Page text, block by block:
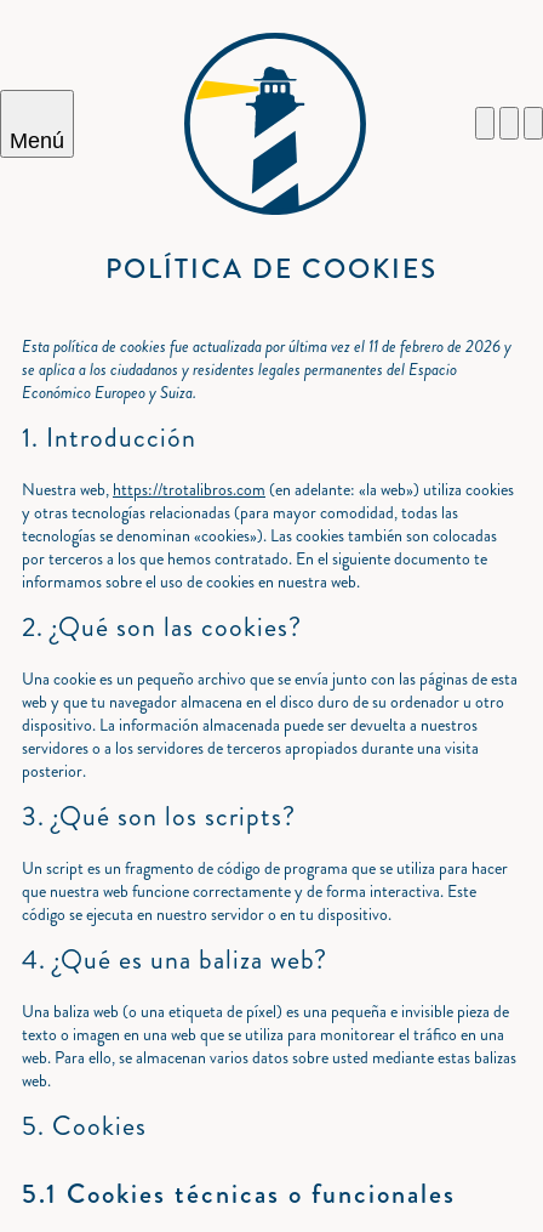
Menú
POLÍTICA DE COOKIES
Esta política de cookies fue actualizada por última vez el 11 de febrero de 2026 y
se aplica a los ciudadanos y residentes legales permanentes del Espacio
Económico Europeo y Suiza.
1. Introducción
Nuestra web, https://trotalibros.com (en adelante: «la web») utiliza cookies
y otras tecnologías relacionadas (para mayor comodidad, todas las
tecnologías se denominan «cookies»). Las cookies también son colocadas
por terceros a los que hemos contratado. En el siguiente documento te
informamos sobre el uso de cookies en nuestra web.
2. ¿Qué son las cookies?
Una cookie es un pequeño archivo que se envía junto con las páginas de esta
web y que tu navegador almacena en el disco duro de su ordenador u otro
dispositivo. La información almacenada puede ser devuelta a nuestros
servidores o a los servidores de terceros apropiados durante una visita
posterior.
3. ¿Qué son los scripts?
Un script es un fragmento de código de programa que se utiliza para hacer
que nuestra web funcione correctamente y de forma interactiva. Este
código se ejecuta en nuestro servidor o en tu dispositivo.
4. ¿Qué es una baliza web?
Una baliza web (o una etiqueta de píxel) es una pequeña e invisible pieza de
texto o imagen en una web que se utiliza para monitorear el tráfico en una
web. Para ello, se almacenan varios datos sobre usted mediante estas balizas
web.
5. Cookies
5.1 Cookies técnicas o funcionales